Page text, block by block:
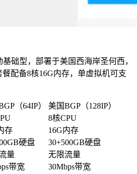
础型，部署于美国西海岸圣何西，
餐配备8核16G内存，单虚拟机可支
（64IP）
美国BGP（128IP）
8核CPU
存
16G内存
硬盘
30+500GB硬盘
量
无限流量
带宽
30Mbps带宽